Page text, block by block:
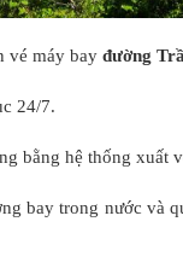
vé máy bay đường
24/7.
bằng hệ thống xuất
bay trong nước và